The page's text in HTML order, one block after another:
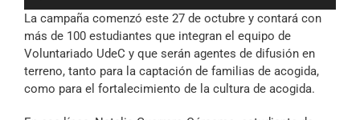
audio
La campaña comenzó este 27 de octubre y contará con
más de 100 estudiantes que integran el equipo de
Voluntariado UdeC y que serán agentes de difusión en
terreno, tanto para la captación de familias de acogida,
como para el fortalecimiento de la cultura de acogida.